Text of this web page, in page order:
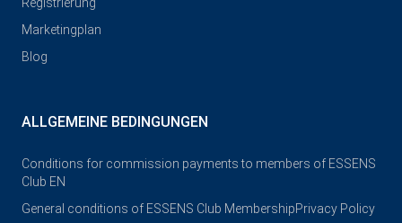
Marketingplan
Blog
ALLGEMEINE BEDINGUNGEN
Conditions for commission payments to members of ESSENS
Club EN
General conditions of ESSENS Club MembershipPrivacy Policy